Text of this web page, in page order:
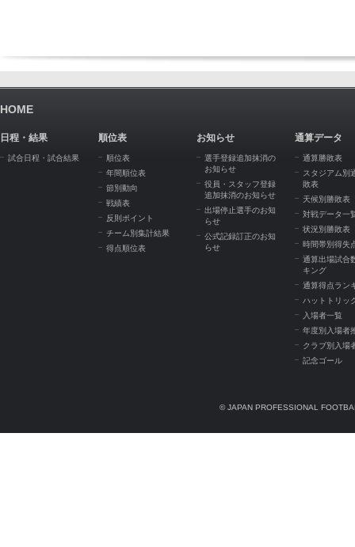
HOME
日程・結果
試合日程・試合結果
順位表
順位表
年間順位表
節別動向
戦績表
反則ポイント
チーム別集計結果
得点順位表
お知らせ
選手登録追加抹消の
お知らせ
役員・スタッフ登録
追加抹消のお知らせ
出場停止選手のお知
らせ
公式記録訂正のお知
らせ
通算データ
通算勝敗表
スタジアム別
敗表
天候別勝敗表
対戦データ一
状況別勝敗表
時間帯別得失
通算出場試合
キング
通算得点ラン
ハットトリッ
入場者一覧
年度別入場者
クラブ別入場
記念ゴール
© JAPAN PROFESSIONAL